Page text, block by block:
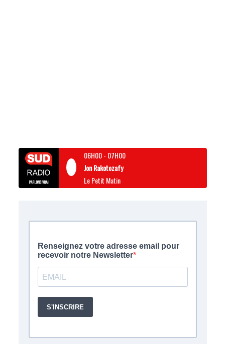
06H00- 07H00
Jon Rakotozafy
Le Petit Matin